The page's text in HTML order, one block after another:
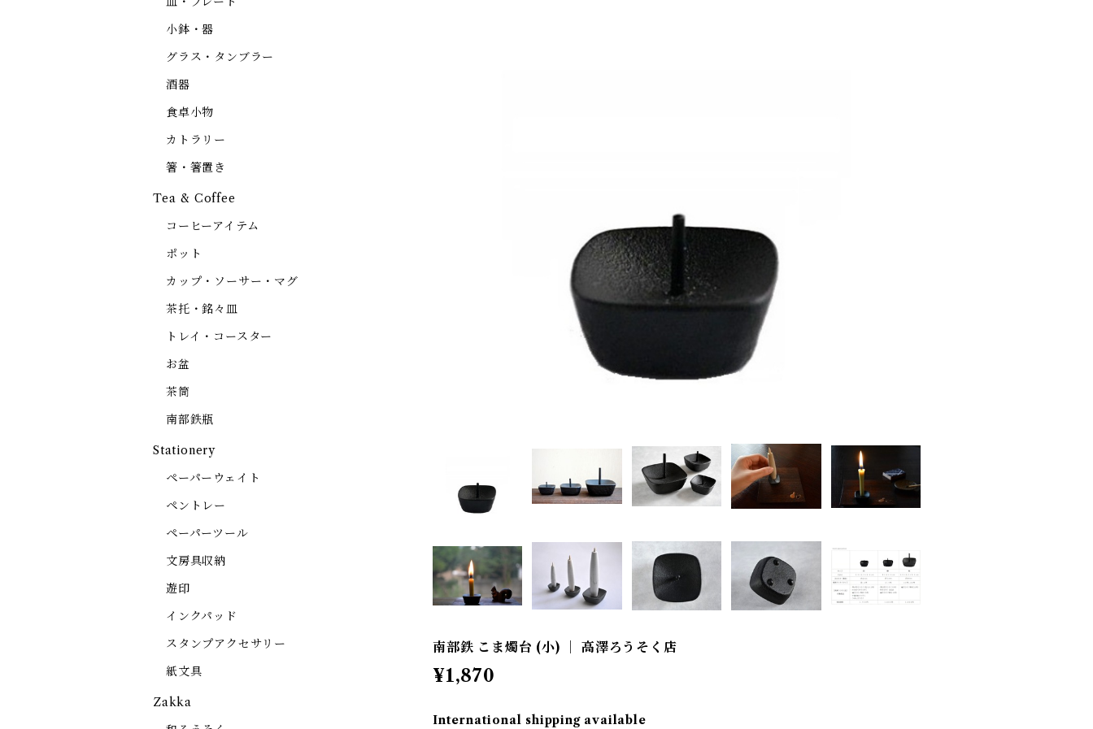
南部鉄 こま燭台 (小) ｜ 高澤ろうそく店
¥1,870
International shipping available
小鉢・器
グラス・タンブラー
酒器
食卓小物
カトラリー
箸・箸置き
Tea & Coffee
コーヒーアイテム
ポット
カップ・ソーサー・マグ
茶托・銘々皿
トレイ・コースター
お盆
茶筒
南部鉄瓶
Stationery
ペーパーウェイト
ペントレー
ペーパーツール
文房具収納
遊印
インクパッド
スタンプアクセサリー
紙文具
Zakka